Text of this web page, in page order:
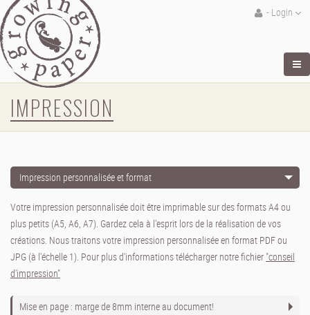
- Login
IMPRESSION
Impression personnalisée et format
Votre impression personnalisée doit être imprimable sur des formats A4 ou
plus petits (A5, A6, A7). Gardez cela à l'esprit lors de la réalisation de vos
créations. Nous traitons votre impression personnalisée en format PDF ou
JPG (à l'échelle 1). Pour plus d'informations télécharger notre fichier "conseil
d'impression"
Mise en page : marge de 8mm interne au document!